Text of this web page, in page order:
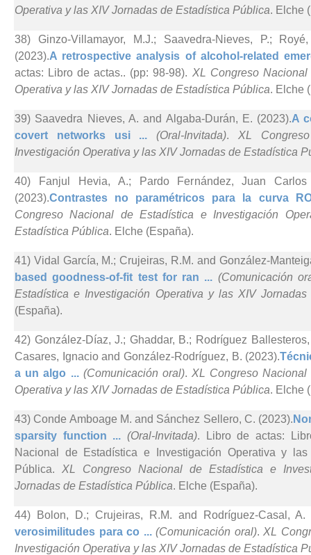
Operativa y las XIV Jornadas de Estadística Pública. Elche
38) Ginzo-Villamayor, M.J.; Saavedra-Nieves, P.;
(2023).A retrospective analysis of alcohol-related
actas: Libro de actas.. (pp: 98-98). XL Congreso
Operativa y las XIV Jornadas de Estadística Pública. Elche
39) Saavedra Nieves, A. and Algaba-Durán, E. (2023).A
covert networks usi ...(Oral-Invitada). XL
Investigación Operativa y las XIV Jornadas de Estadística
40) Fanjul Hevia, A.; Pardo Fernández, Juan Carlos
(2023).Contrastes no paramétricos para la curva
Congreso Nacional de Estadística e Investigación
Estadística Pública. Elche (España).
41) Vidal García, M.; Crujeiras, R.M. and González-
based goodness-of-fit test for ran ... (Comunicación
Estadística e Investigación Operativa y las XIV
(España).
42) González-Díaz, J.; Ghaddar, B.; Rodríguez
Casares, Ignacio and González-Rodríguez, B. (2023).
a un algo ... (Comunicación oral). XL Congreso
Operativa y las XIV Jornadas de Estadística Pública. Elche
43) Conde Amboage M. and Sánchez Sellero, C. (2023).
sparsity function ... (Oral-Invitada). Libro de actas:
Nacional de Estadística e Investigación Operativa y
Pública. XL Congreso Nacional de Estadística e
Jornadas de Estadística Pública. Elche (España).
44) Bolon, D.; Crujeiras, R.M. and Rodríguez-Casal, A.
verosimilitudes para co ...(Comunicación oral). XL
Investigación Operativa y las XIV Jornadas de Estadística